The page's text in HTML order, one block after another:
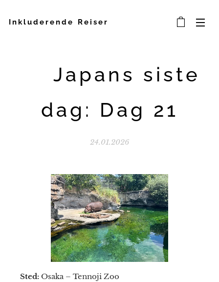
Inkluderende Reiser
🐾 Japans siste
dag: Dag 21
24.01.2026
Sted: Osaka – Tennoji Zoo